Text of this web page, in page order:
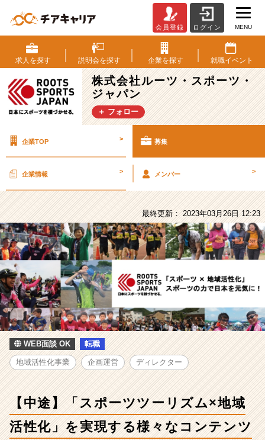
式
会
社
ル
ー
ツ・
ス
ツ・
パ
採
用/
求
人
-
【中
途】
「ス
ポ
ー
ツ
ツ
ズ
ム
×
会員登録 ログイン MENU
求人を探す 説明会を探す 企業を探す 就職イベント
株式会社ルーツ・スポーツ・
ジャパン
＋ フォロー
企業TOP > 募集
企業情報 > メンバー >
最終更新： 2023年03月26日 12:23
WEB面談 OK 転職
地域活性化事業 企画運営 ディレクター
【中途】「スポーツツーリズム×地域
活性化」を実現する様々なコンテンツ